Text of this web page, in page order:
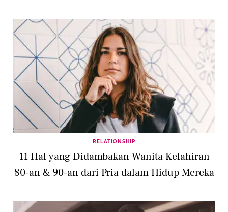
RELATIONSHIP
11 Hal yang Didambakan Wanita Kelahiran
80-an & 90-an dari Pria dalam Hidup Mereka